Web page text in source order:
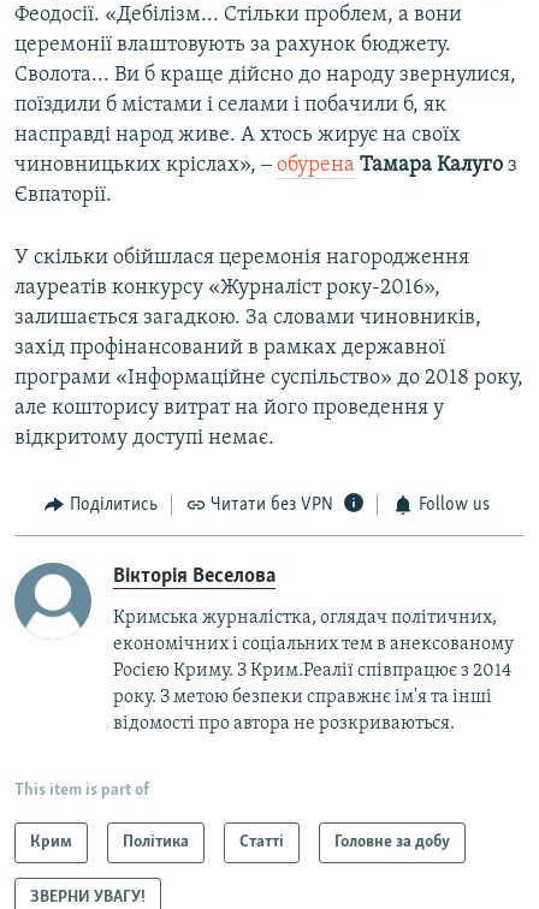
Феодосії. «Дебілізм... Стільки проблем, а вони
церемонії влаштовують за рахунок бюджету.
Сволота... Ви б краще дійсно до народу звернулися,
поїздили б містами і селами і побачили б, як
насправді народ живе. А хтось жирує на своїх
чиновницьких кріслах», ‒обурена Тамара Калуго з
Євпаторії.
У скільки обійшлася церемонія нагородження
лауреатів конкурсу «Журналіст року-2016»,
залишається загадкою. За словами чиновників,
захід профінансований в рамках державної
програми «Інформаційне суспільство» до 2018 року,
але кошторису витрат на його проведення у
відкритому доступі немає.
Поділитись Читати без VPN Follow us
Вікторія Веселова
Кримська журналістка, оглядач політичних,
економічних і соціальних тем в анексованому
Росією Криму. З Крим.Реалії співпрацює з 2014
року. З метою безпеки справжнє ім'я та інші
відомості про автора не розкриваються.
This item is part of
Крим Політика Статті Головне за добу
ЗВЕРНИ УВАГУ!